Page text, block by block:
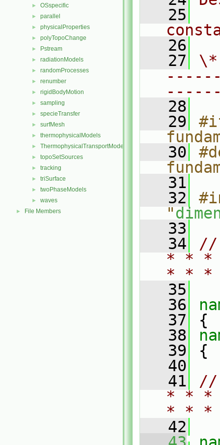
► OSspecific
► parallel
► physicalProperties
► polyTopoChange
► Pstream
► radiationModels
► randomProcesses
► renumber
► rigidBodyMotion
► sampling
► specieTransfer
► surfMesh
► thermophysicalModels
► ThermophysicalTransportModels
► topoSetSources
► tracking
► triSurface
► twoPhaseModels
► waves
► File Members
   25
   26
   27
   28
   29
   30
   31
   32
"
   33
   34
//
* * *
* *
   35
   36
   37
{
   38
   39
{
   40
   41
//
* * *
* *
   42